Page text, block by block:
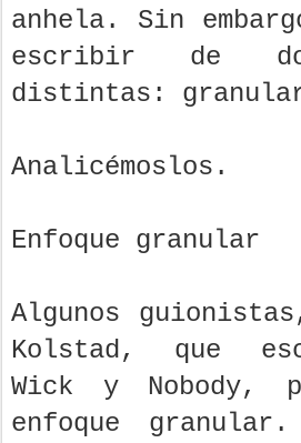
anhela. Sin
escribir de
distintas:
Analicémoslos.
Enfoque granular
Algunos
Kolstad, que
Wick y Nobody,
enfoque